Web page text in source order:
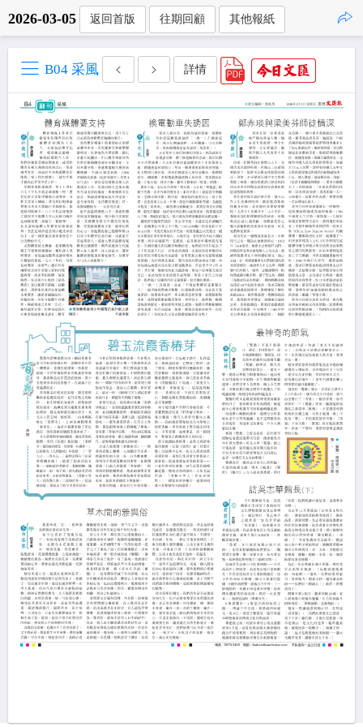
2026-03-05 返回首版 往期回顧 其他報紙
B04 采風 詳情